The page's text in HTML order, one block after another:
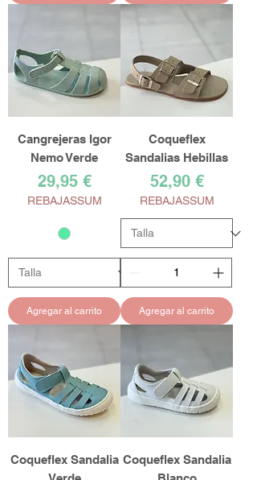
Cangrejeras Igor
Nemo Verde
Precio
29,95 €
REBAJASSUM
Agregar al carrito
Coqueflex
Sandalias Hebillas
Precio
52,90 €
REBAJASSUM
Agregar al carrito
Coqueflex Sandalia Coqueflex Sandalia